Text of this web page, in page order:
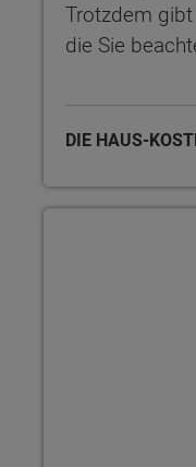
Trotzdem gibt
die Sie
DIE HAUS-